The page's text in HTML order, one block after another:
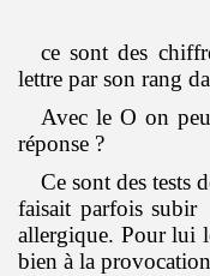
ce sont des
lettre par son rang
Avec le O on
réponse ?
Ce sont des tests
faisait parfois
allergique. Pour lui
bien à la